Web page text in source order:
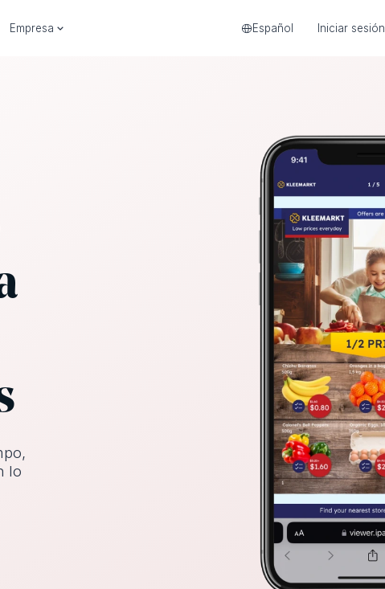
Empresa Español Iniciar sesión
lo